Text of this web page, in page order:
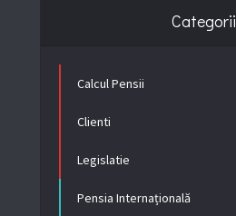
Categorii
Calcul Pensii
Clienti
Legislatie
Pensia Internațională